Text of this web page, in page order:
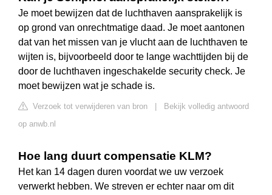
Je moet bewijzen dat de luchthaven aansprakelijk is
op grond van onrechtmatige daad. Je moet aantonen
dat van het missen van je vlucht aan de luchthaven te
wijten is, bijvoorbeeld door te lange wachttijden bij de
door de luchthaven ingeschakelde security check. Je
moet bewijzen wat je schade is.
Verzoek tot verwijderen van bron
Bekijk volledig antwoord
op anwb.nl
Hoe lang duurt compensatie KLM?
Het kan 14 dagen duren voordat we uw verzoek
verwerkt hebben. We streven er echter naar om dit